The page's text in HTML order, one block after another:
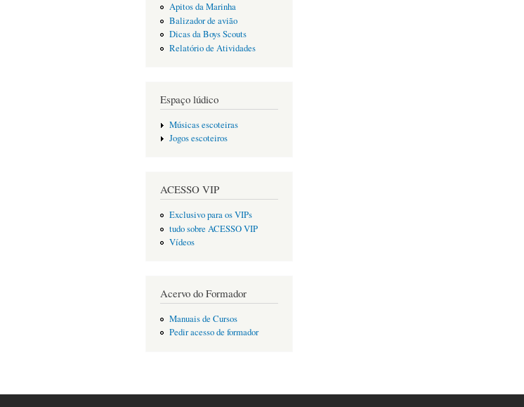
Apitos da Marinha
Balizador de avião
Dicas da Boys Scouts
Relatório de Atividades
Espaço lúdico
Músicas escoteiras
Jogos escoteiros
ACESSO VIP
Exclusivo para os VIPs
tudo sobre ACESSO VIP
Vídeos
Acervo do Formador
Manuais de Cursos
Pedir acesso de formador